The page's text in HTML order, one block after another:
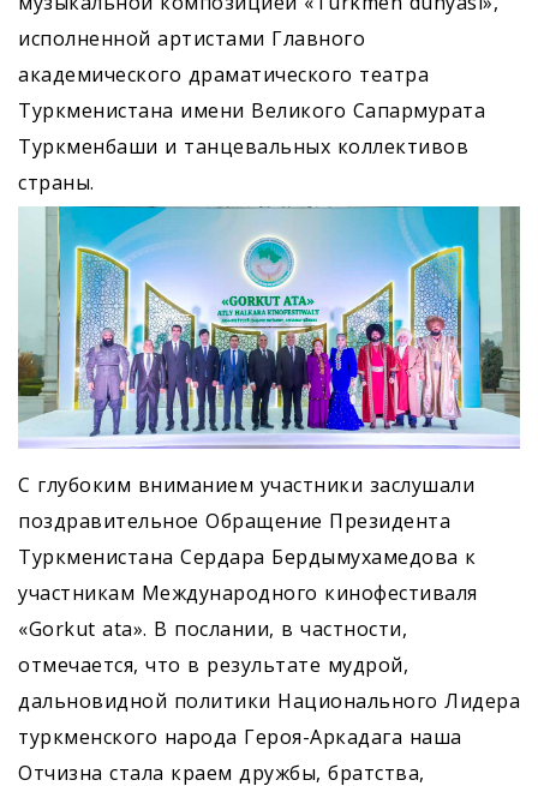
исполненной артистами Главного
академического драматического театра
Туркменистана имени Великого Сапармурата
Туркменбаши и танцевальных коллективов
страны.
С глубоким вниманием участники заслушали
поздравительное Обращение Президента
Туркменистана Сердара Бердымухамедова к
участникам Международного кинофестиваля
«Gorkut ata». В послании, в частности,
отмечается, что в результате мудрой,
дальновидной политики Национального Лидера
туркменского народа Героя-­Аркадага наша
Отчизна стала краем дружбы, братства,